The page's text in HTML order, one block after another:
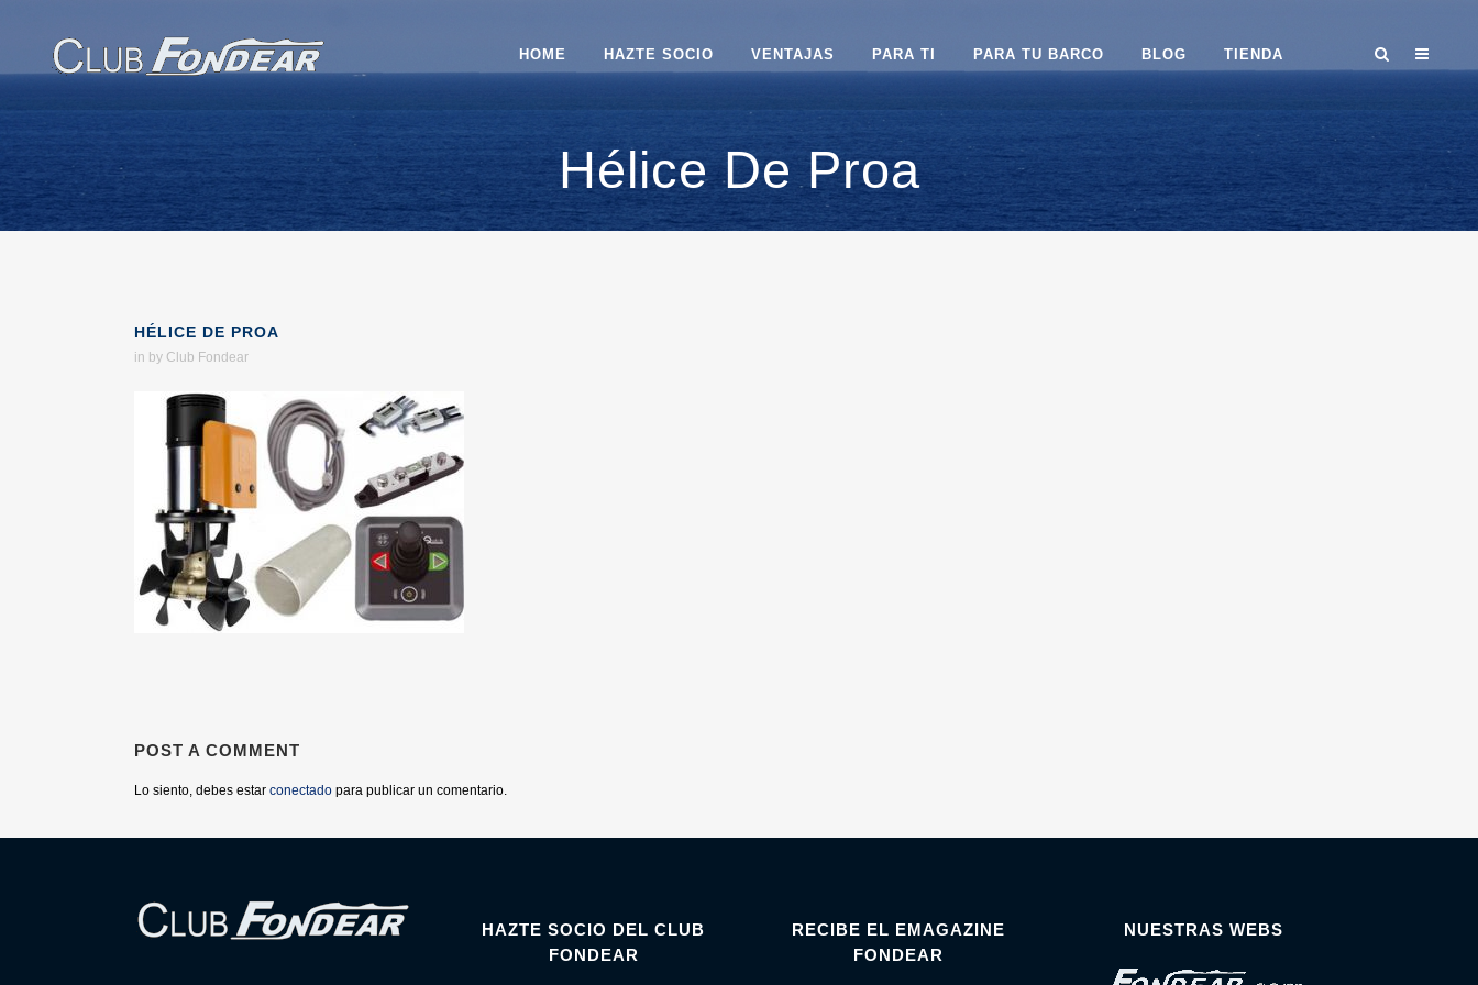
HOME HAZTE SOCIO VENTAJAS PARA TI PARA TU BARCO BLOG TIENDA
Hélice De Proa
HÉLICE DE PROA
in by Club Fondear
POST A COMMENT
Lo siento, debes estar conectado para publicar un comentario.
HAZTE SOCIO DEL CLUB
FONDEAR
RECIBE EL EMAGAZINE
FONDEAR
NUESTRAS WEBS